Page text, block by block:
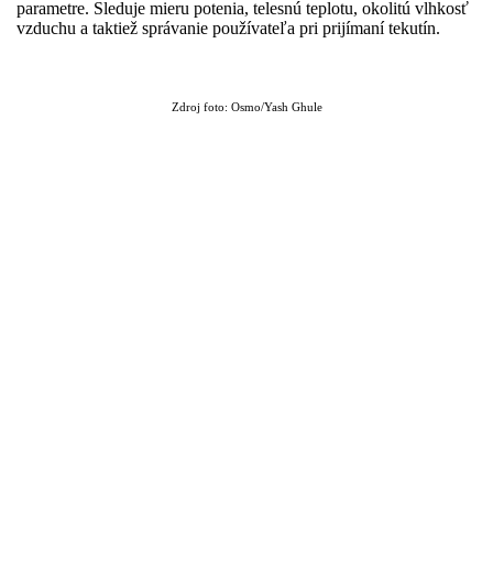
parametre. Sleduje mieru potenia, telesnú teplotu, okolitú vlhkosť
vzduchu a taktiež správanie používateľa pri prijímaní tekutín.
Zdroj foto: Osmo/Yash Ghule​